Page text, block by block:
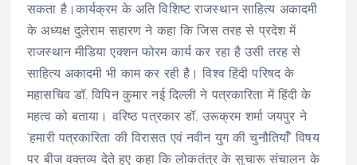
सकता है।कार्यक्रम के अति विशिष्ट राजस्थान साहित्य अकादमी
के अध्यक्ष दुलेराम सहारण ने कहा कि जिस तरह से प्रदेश में
राजस्थान मीडिया एक्शन फोरम कार्य कर रहा है उसी तरह से
साहित्य अकादमी भी काम कर रही है। विश्व हिंदी परिषद के
महासचिव डॉ. विपिन कुमार नई दिल्ली ने पत्रकारिता में हिंदी के
महत्व को बताया। वरिष्ठ पत्रकार डॉ. उरूक्रम शर्मा जयपुर ने
‘हमारी पत्रकारिता की विरासत एवं नवीन युग की चुनौतियांँ‘ विषय
पर बीज वक्तव्य देते हुए कहा कि लोकतंत्र के सुचारू संचालन के